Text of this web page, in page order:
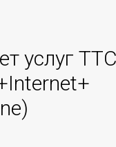
услуг
включает в
ПК и
услугой
поддержкой